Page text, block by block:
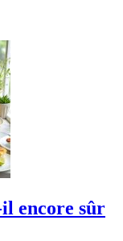
encore sûr